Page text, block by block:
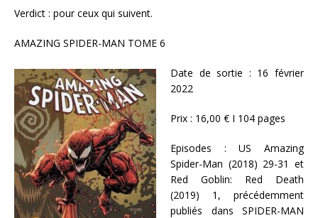
Verdict : pour ceux qui suivent.
AMAZING SPIDER-MAN TOME 6
Date de sortie : 16 février
2022
Prix : 16,00 € I 104 pages
Episodes : US Amazing
Spider-Man (2018) 29-31 et
Red Goblin: Red Death
(2019) 1, précédemment
publiés dans SPIDER-MAN